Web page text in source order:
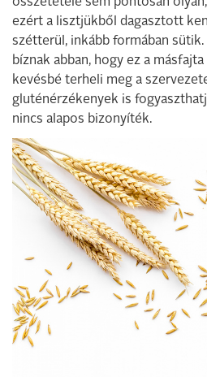
összetétele sem pontosan
ezért a lisztjükből dagasztott
szétterül, inkább formában
bíznak abban, hogy ez a
kevésbé terheli meg a
gluténérzékenyek is
nincs alapos bizonyíték.